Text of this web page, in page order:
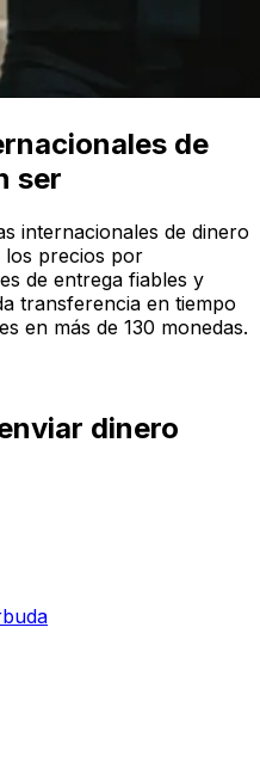
de
ser
internacionales de dinero
los precios por
de entrega fiables y
transferencia en tiempo
en más de 130 monedas.
dinero